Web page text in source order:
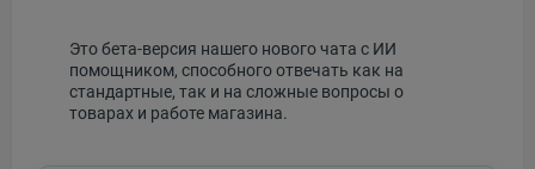
Это бета-версия нашего нового чата с ИИ
помощником, способного отвечать как на
стандартные, так и на сложные вопросы о
товарах и работе магазина.